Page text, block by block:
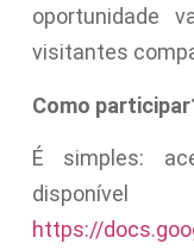
oportunidade
visitantes
Como
É simples:
https://